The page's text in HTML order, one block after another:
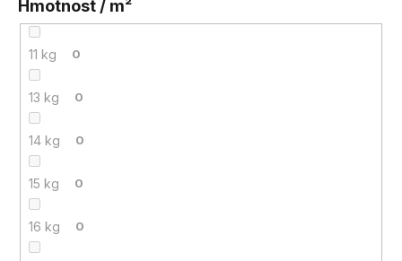
Hmotnost / m²
11 kg 0
13 kg 0
14 kg 0
15 kg 0
16 kg 0